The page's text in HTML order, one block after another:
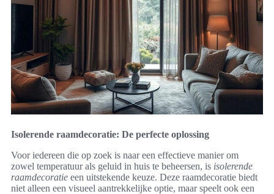
Isolerende raamdecoratie: De perfecte oplossing
Voor iedereen die op zoek is naar een effectieve manier om
zowel temperatuur als geluid in huis te beheersen, is isolerende
raamdecoratie een uitstekende keuze. Deze raamdecoratie biedt
niet alleen een visueel aantrekkelijke optie, maar speelt ook een